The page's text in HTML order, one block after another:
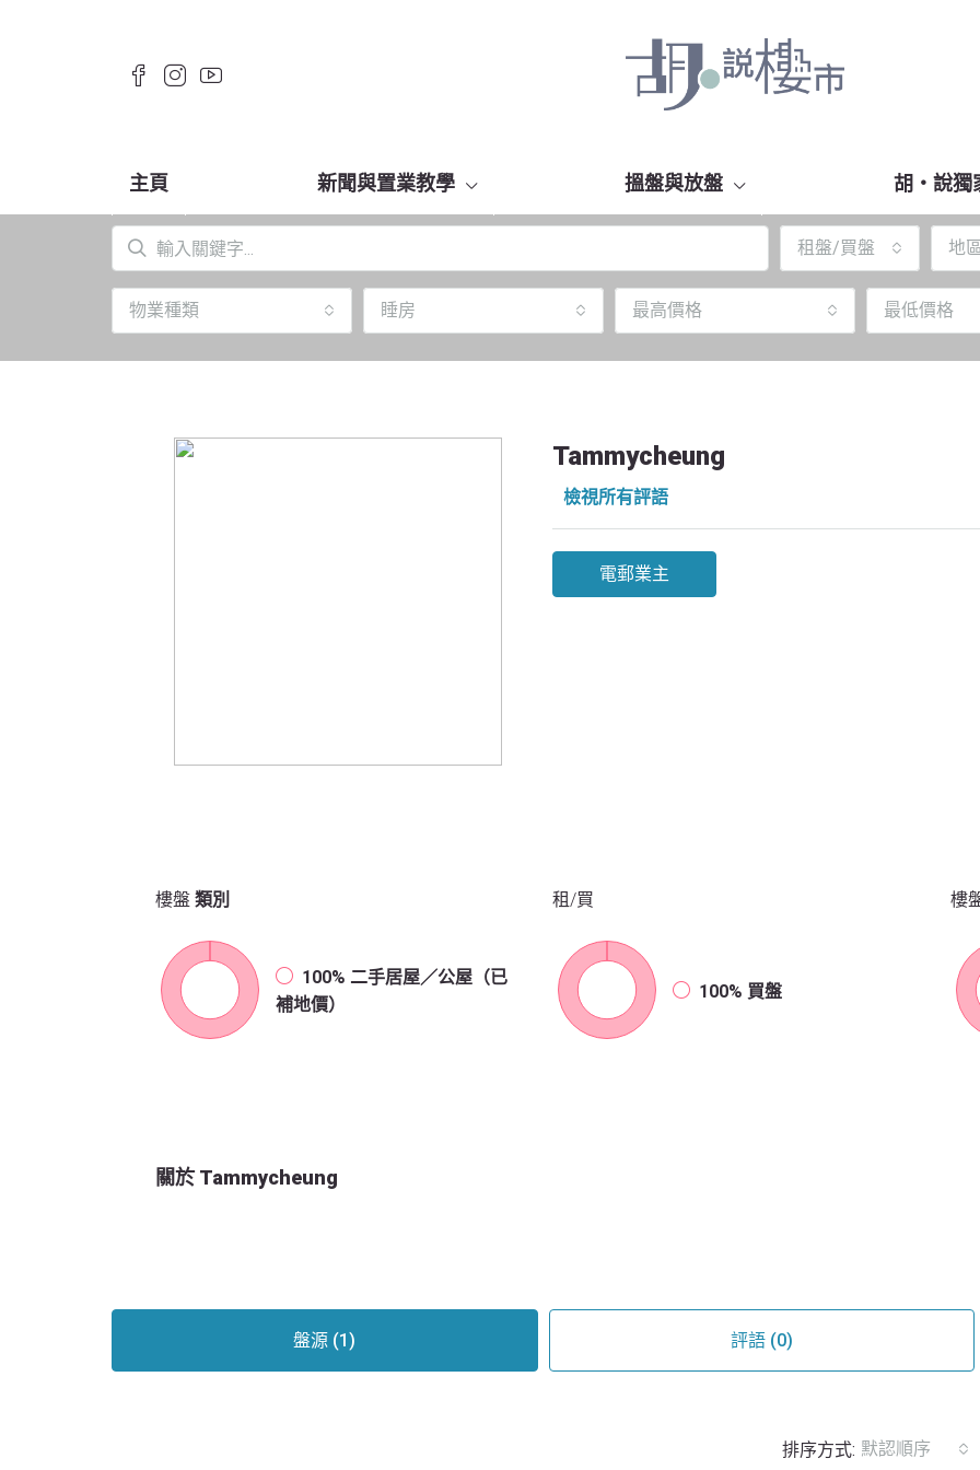
主頁 新聞與置業教學 搵盤與放盤 胡‧說獨
租盤/買盤 地
物業種類 睡房 最高價格 最低價格
Tammycheung
檢視所有評語
電郵業主
樓盤 類別
100% 二手居屋／公屋（已
補地價）
租/買
100% 買盤
樓
關於 Tammycheung
盤源 (1) 評語 (0)
排序方式: 默認順序